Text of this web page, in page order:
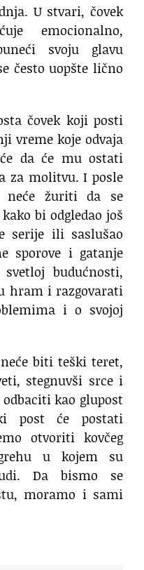
U stvari, čovek
emocionalno,
svoju glavu
često uopšte lično
čovek koji posti
vreme koje odvaja
da će mu ostati
za molitvu. I posle
neće žuriti da se
bi odgledao još
serije ili saslušao
sporove i gatanje
budućnosti,
hram i razgovarati
i o svojoj
biti teški teret,
stegnuvši srce i
kao glupost
post će postati
otvoriti kovčeg
u kojem su
Da bismo se
moramo i sami